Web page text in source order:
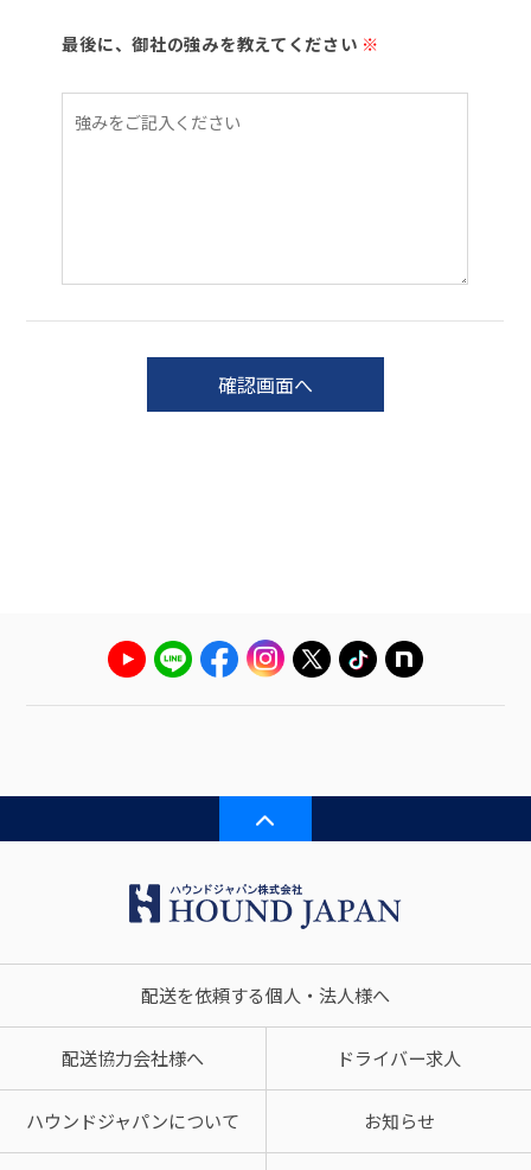
最後に、御社の強みを教えてください ※
配送を依頼する個人・法人様へ
配送協力会社様へ ドライバー求人
ハウンドジャパンについて お知らせ